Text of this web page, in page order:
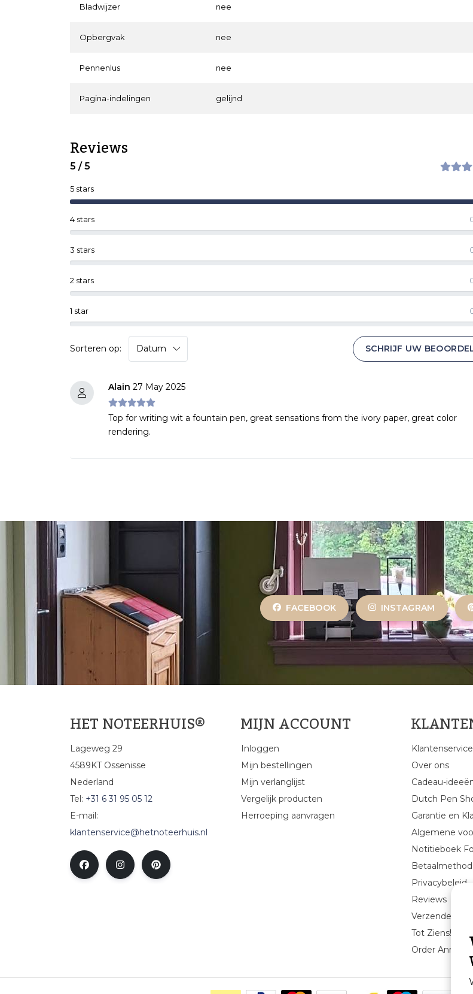
Bladwijzer nee
Opbergvak nee
Pennenlus nee
Pagina-indelingen gelijnd
Reviews
5 / 5
1 star
2 stars
3 stars
4 stars
5 stars
Sorteren op: SCHRIJF UW
Alain 27 May 2025
Top for writing wit a fountain pen, great sensations from the ivory paper, great color
rendering.
FACEBOOK INSTAGRAM
HET NOTEERHUIS®
Lageweg 29
4589KT Ossenisse
Nederland
Tel: +31 6 31 95 05 12
E-mail:
klantenservice@hetnoteerhuis.nl
MIJN ACCOUNT
Inloggen
Mijn bestellingen
Mijn verlanglijst
Vergelijk producten
Herroeping aanvragen
Klantenservice
Over ons
Cadeau-
Dutch Pen
Garantie en
Algemene
Notitieboek
Privacybeleid
Reviews
Verzenden &
Tot Ziens!
Order